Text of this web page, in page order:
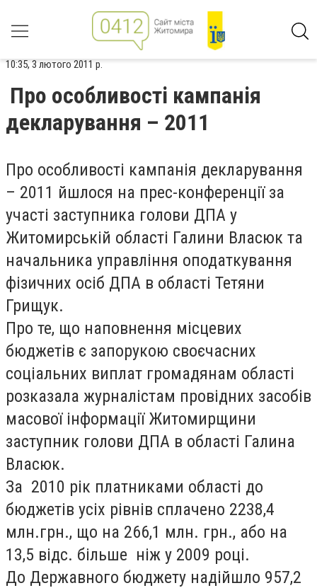
10:35, 3 лютого 2011 р.
Про особливості кампанія
декларування – 2011
Про особливості кампанія декларування
– 2011 йшлося на прес-конференції за
участі заступника голови ДПА у
Житомирській області Галини Власюк та
начальника управління оподаткування
фізичних осіб ДПА в області Тетяни
Грищук.
Про те, що наповнення місцевих
бюджетів є запорукою своєчасних
соціальних виплат громадянам області
розказала журналістам провідних засобів
масової інформації Житомирщини
заступник голови ДПА в області Галина
Власюк.
За 2010 рік платниками області до
бюджетів усіх рівнів сплачено 2238,4
млн.грн., що на 266,1 млн. грн., або на
13,5 відс. більше ніж у 2009 році.
До Державного бюджету надійшло 957,2